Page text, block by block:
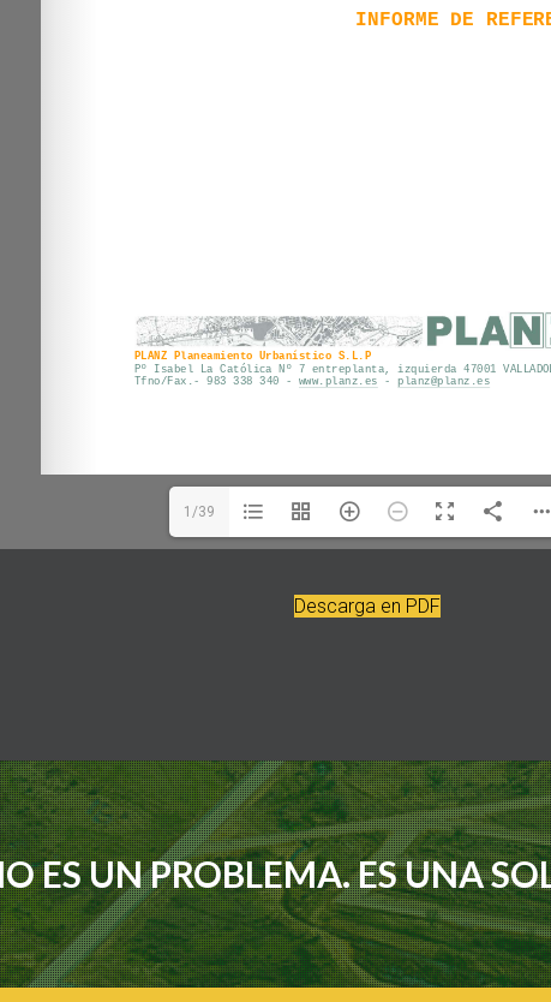
1/39
Descarga en PDF
ES UN PROBLEMA. ES UNA